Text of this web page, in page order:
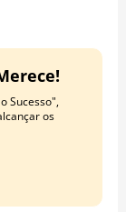
Sucesso",
os